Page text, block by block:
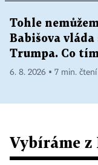
Tohle
Babišova
Trumpa. Co
6. 8. 2026 ▪ 7 min. čtení
Vybíráme z